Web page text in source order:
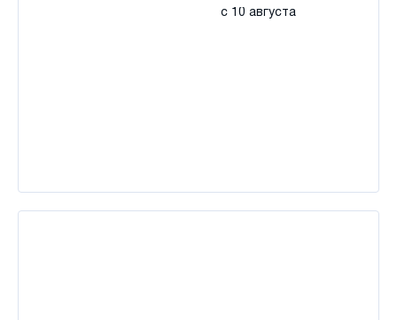
с 10 августа